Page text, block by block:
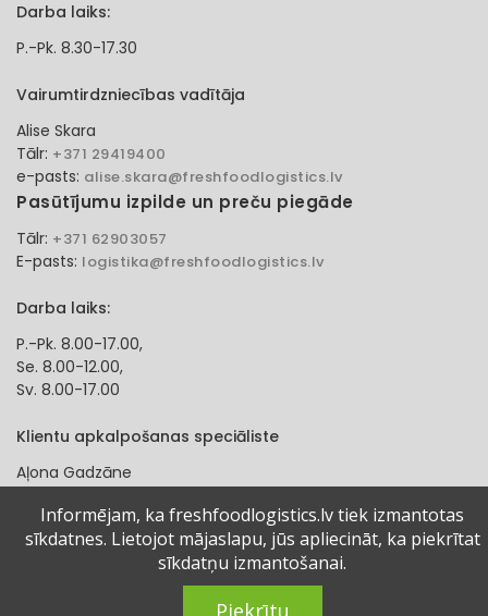
Darba laiks:
P.-Pk. 8.30-17.30
Vairumtirdzniecības vadītāja
Alise Skara
Tālr: +371 29419400
e-pasts: alise.skara@freshfoodlogistics.lv
Pasūtījumu izpilde un preču piegāde
Tālr: +371 62903057
E-pasts: logistika@freshfoodlogistics.lv
Darba laiks:
P.-Pk. 8.00-17.00,
Se. 8.00-12.00,
Sv. 8.00-17.00
Klientu apkalpošanas speciāliste
Aļona Gadzāne
e-pasts:alona.gadzane@freshfoodlogistics.lv
© 2024 Fresh Food Logistics SIA. Visas tiesības aizsargātas.
Informējam, ka freshfoodlogistics.lv tiek izmantotas
sīkdatnes. Lietojot mājaslapu, jūs apliecināt, ka piekrītat
sīkdatņu izmantošanai.
Piekrītu